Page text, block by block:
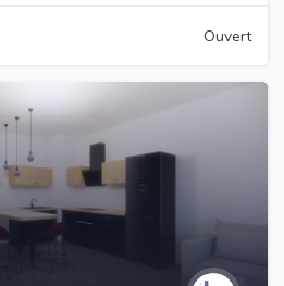
Ouvert